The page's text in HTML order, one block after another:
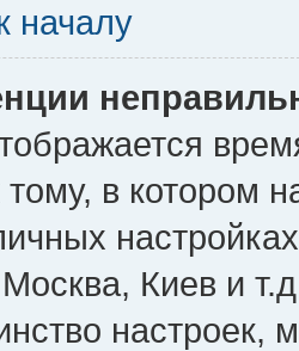
началу
тому, в котором
Киев и
настроек,